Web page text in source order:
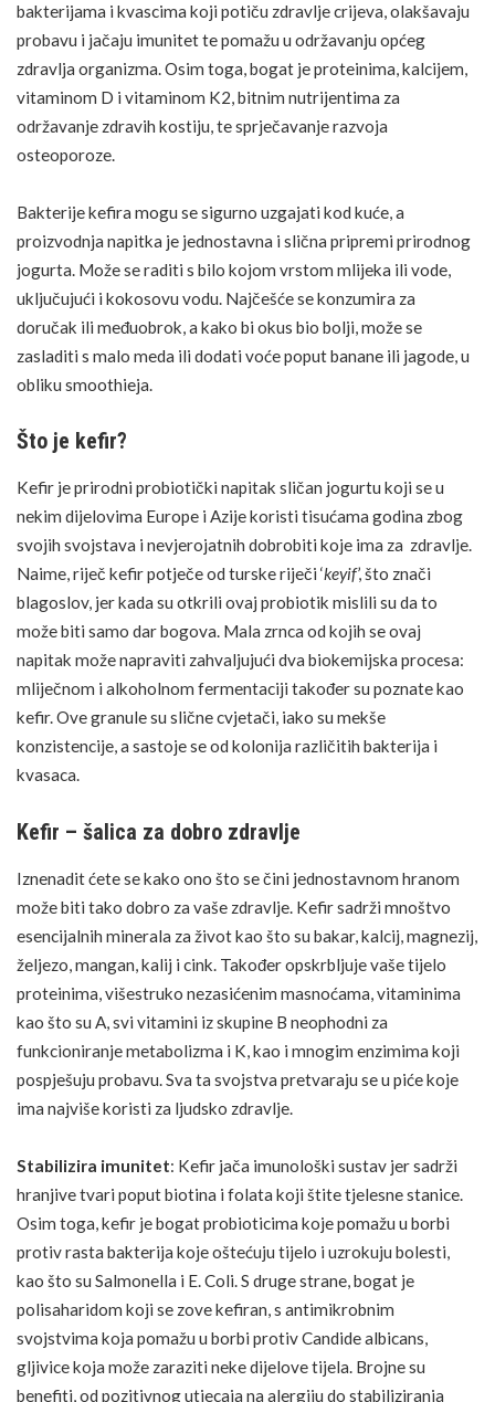
FOTO: SHUTTERSTOCK
bakterijama i kvascima koji potiču zdravlje crijeva, olakšavaju
probavu i jačaju imunitette pomažu u održavanju općeg
zdravlja organizma. Osim toga, bogat je proteinima, kalcijem,
vitaminom D i vitaminom K2, bitnim nutrijentima za
održavanje zdravih kostiju, te sprječavanje razvoja
osteoporoze.
Bakterije kefira mogu se sigurno uzgajati kod kuće, a
proizvodnja napitka je jednostavna i slična pripremi prirodnog
jogurta. Može se raditi s bilo kojom vrstom mlijeka ili vode,
uključujući i kokosovu vodu. Najčešće se konzumira za
doručak ili međuobrok, a kako bi okus bio bolji, može se
zasladiti s malo meda ili dodati voćepoput banane ili jagode, u
obliku smoothieja.
Što je kefir?
Kefir je prirodni probiotički napitak sličan jogurtu koji se u
nekim dijelovima Europe i Azije koristi tisućama godina zbog
svojih svojstava i nevjerojatnih dobrobiti koje ima za zdravlje.
Naime, riječ kefir potječe od turske riječi ‘keyif’, što znači
blagoslov, jer kada su otkrili ovaj probiotik mislili su da to
može biti samo dar bogova. Mala zrnca od kojih se ovaj
napitak može napraviti zahvaljujući dva biokemijska procesa:
mliječnom i alkoholnom fermentaciji također su poznate kao
kefir. Ove granule su slične cvjetači, iako su mekše
konzistencije, a sastoje se od kolonija različitih bakterija i
kvasaca.
Kefir – šalica za dobro zdravlje
Iznenadit ćete se kako ono što se čini jednostavnom hranom
može biti tako dobro za vaše zdravlje. Kefir sadrži mnoštvo
esencijalnih minerala za život kao što su bakar, kalcij, magnezij,
željezo, mangan, kalij i cink. Također opskrbljuje vaše tijelo
proteinima, višestruko nezasićenim masnoćama, vitaminima
kao što su A, svi vitamini iz skupine B neophodni za
funkcioniranje metabolizma i K, kao i mnogim enzimima koji
pospješuju probavu. Sva ta svojstva pretvaraju se u piće koje
ima najviše koristi za ljudsko zdravlje.
Stabilizira imunitet: Kefir jača imunološki sustav jer sadrži
hranjive tvari poput biotina i folata koji štite tjelesne stanice.
Osim toga, kefir je bogat probioticima koje pomažu u borbi
protiv rasta bakterija koje oštećuju tijelo i uzrokuju bolesti,
kao što su Salmonella i E. Coli. S druge strane, bogat je
polisaharidom koji se zove kefiran, s antimikrobnim
svojstvima koja pomažu u borbi protiv Candide albicans,
gljivice koja može zaraziti neke dijelove tijela. Brojne su
benefiti, od pozitivnog utjecaja na alergiju do stabiliziranja